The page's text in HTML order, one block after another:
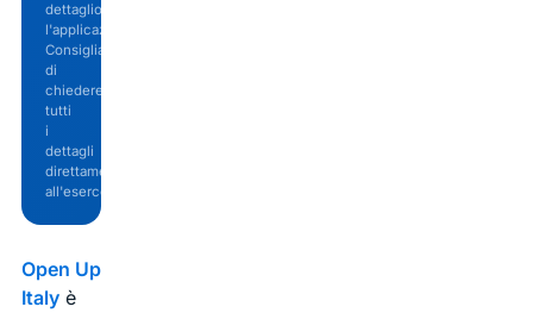
dettaglio
l'applicazione.
Consigliamo
di
chiedere
tutti
i
dettagli
direttamente
all'esercente.
Open Up
Italyè